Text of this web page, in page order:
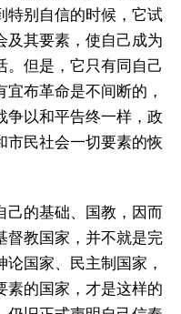
特别自信的时候，它试
其要素，使自己成为
。但是，它只有同自己
布革命是不间断的，
争以和平告终一样，政
市民社会一切要素的恢
己的基础、国教，因而
督教国家，并不就是完
国家、民主制国家，
素的国家，才是这样的